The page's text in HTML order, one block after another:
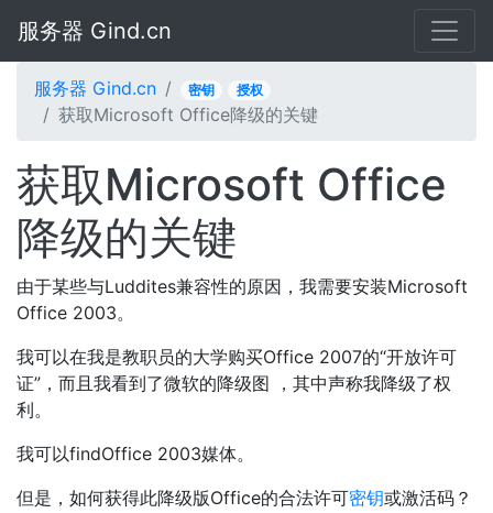
服务器 Gind.cn
服务器 Gind.cn 密钥 授权
获取Microsoft Office降级的关键
获取Microsoft Office
降级的关键
由于某些与Luddites兼容性的原因，我需要安装Microsoft
Office 2003。
我可以在我是教职员的大学购买Office 2007的“开放许可
证”，而且我看到了微软的降级图 ，其中声称我降级了权
利。
我可以findOffice 2003媒体。
但是，如何获得此降级版Office的合法许可密钥或激活码？